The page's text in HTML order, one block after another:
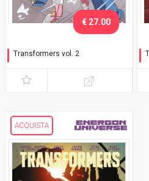
Transformers vol. 2
Variant Comicon Bergamo
2025
€ 27.00
ACQUISTA